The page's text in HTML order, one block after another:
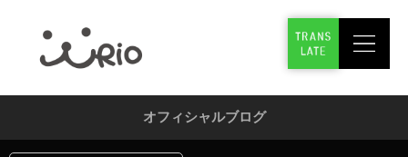
オフィシャルブログ